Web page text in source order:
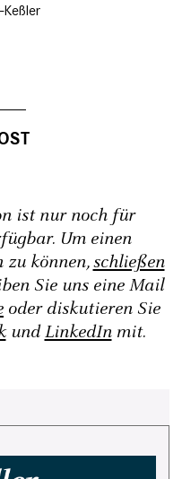
ist nur noch für
Um einen
zu können,schließen
Sie uns eine Mail
oder diskutieren Sie
undLinkedInmit.